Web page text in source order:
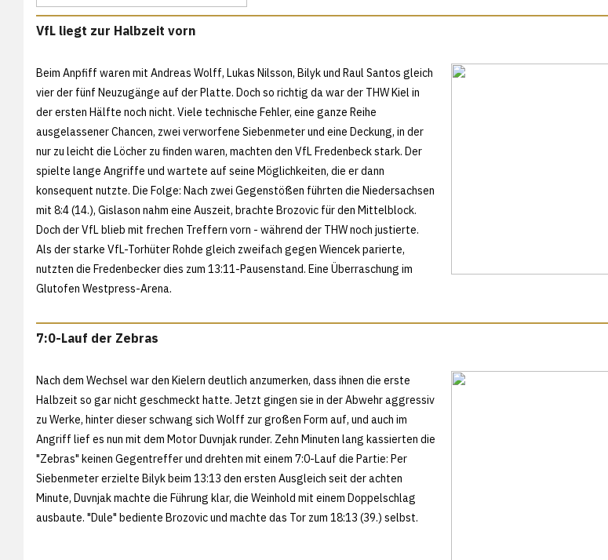
VfL liegt zur Halbzeit vorn
Beim Anpfiff waren mit Andreas Wolff, Lukas Nilsson, Bilyk und Raul Santos gleich
vier der fünf Neuzugänge auf der Platte. Doch so richtig da war der THW Kiel in
der ersten Hälfte noch nicht. Viele technische Fehler, eine ganze Reihe
ausgelassener Chancen, zwei verworfene Siebenmeter und eine Deckung, in der
nur zu leicht die Löcher zu finden waren, machten den VfL Fredenbeck stark. Der
spielte lange Angriffe und wartete auf seine Möglichkeiten, die er dann
konsequent nutzte. Die Folge: Nach zwei Gegenstößen führten die Niedersachsen
mit 8:4 (14.), Gislason nahm eine Auszeit, brachte Brozovic für den Mittelblock.
Doch der VfL blieb mit frechen Treffern vorn - während der THW noch justierte.
Als der starke VfL-Torhüter Rohde gleich zweifach gegen Wiencek parierte,
nutzten die Fredenbecker dies zum 13:11-Pausenstand. Eine Überraschung im
Glutofen Westpress-Arena.
7:0-Lauf der Zebras
Nach dem Wechsel war den Kielern deutlich anzumerken, dass ihnen die erste
Halbzeit so gar nicht geschmeckt hatte. Jetzt gingen sie in der Abwehr aggressiv
zu Werke, hinter dieser schwang sich Wolff zur großen Form auf, und auch im
Angriff lief es nun mit dem Motor Duvnjak runder. Zehn Minuten lang kassierten die
"Zebras" keinen Gegentreffer und drehten mit einem 7:0-Lauf die Partie: Per
Siebenmeter erzielte Bilyk beim 13:13 den ersten Ausgleich seit der achten
Minute, Duvnjak machte die Führung klar, die Weinhold mit einem Doppelschlag
ausbaute. "Dule" bediente Brozovic und machte das Tor zum 18:13 (39.) selbst.